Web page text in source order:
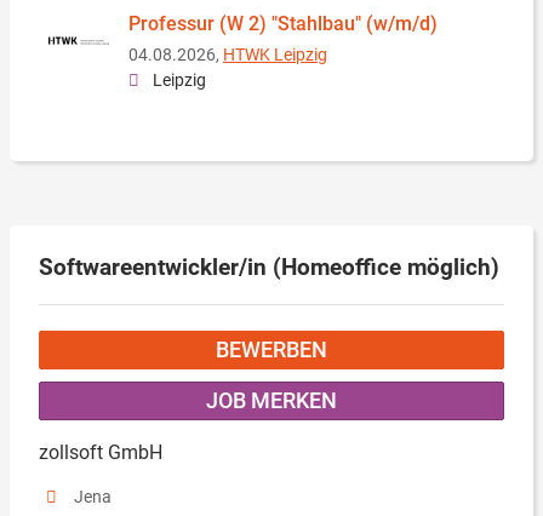
Professur (W 2) "Stahlbau" (w/m/d)
04.08.2026, HTWK Leipzig
Leipzig
Softwareentwickler/in (Homeoffice möglich)
BEWERBEN
JOB MERKEN
zollsoft GmbH
Jena